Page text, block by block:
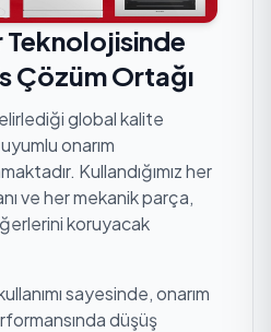
Teknolojisinde
Çözüm Ortağı
global kalite
onarım
Kullandığımız her
ve her mekanik parça,
koruyacak
sayesinde, onarım
düşüş